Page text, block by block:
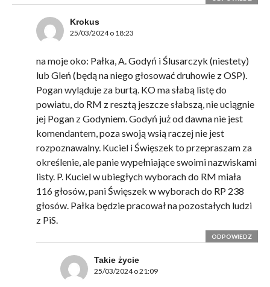
Krokus
25/03/2024 o 18:23
na moje oko: Pałka, A. Godyń i Ślusarczyk (niestety)
lub Gleń (będą na niego głosować druhowie z OSP).
Pogan wyląduje za burtą. KO ma słabą listę do
powiatu, do RM z resztą jeszcze słabszą, nie uciągnie
jej Pogan z Godyniem. Godyń już od dawna nie jest
komendantem, poza swoją wsią raczej nie jest
rozpoznawalny. Kuciel i Święszek to przepraszam za
określenie, ale panie wypełniające swoimi nazwiskami
listy. P. Kuciel w ubiegłych wyborach do RM miała
116 głosów, pani Święszek w wyborach do RP 238
głosów. Pałka będzie pracował na pozostałych ludzi
z PiS.
ODPOWIEDZ
Takie życie
25/03/2024 o 21:09